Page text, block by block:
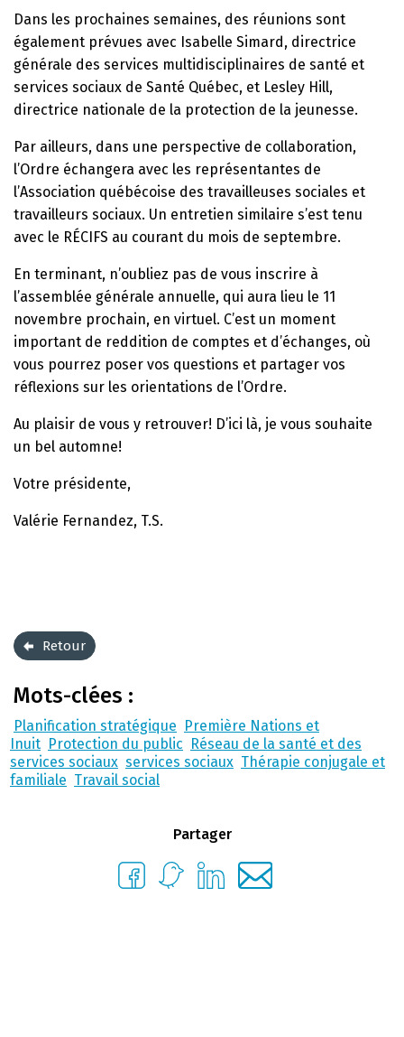
Dans les prochaines semaines, des réunions sont
également prévues avec Isabelle Simard, directrice
générale des services multidisciplinaires de santé et
services sociaux de Santé Québec, et Lesley Hill,
directrice nationale de la protection de la jeunesse.
Par ailleurs, dans une perspective de collaboration,
l’Ordre échangera avec les représentantes de
l’Association québécoise des travailleuses sociales et
travailleurs sociaux. Un entretien similaire s’est tenu
avec le RÉCIFS au courant du mois de septembre.
En terminant, n’oubliez pas de vous inscrire à
l’assemblée générale annuelle, qui aura lieu le 11
novembre prochain, en virtuel. C’est un moment
important de reddition de comptes et d’échanges, où
vous pourrez poser vos questions et partager vos
réflexions sur les orientations de l’Ordre.
Au plaisir de vous y retrouver! D’ici là, je vous souhaite
un bel automne!
Votre présidente,
Valérie Fernandez, T.S.
Retour
Mots-clées :
Planification stratégique
Première Nations et
Inuit Protection du public
Réseau de la santé et des
services sociaux services sociaux Thérapie conjugale et
familiale Travail social
Partager